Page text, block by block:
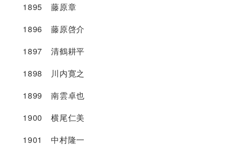
1895 藤原章
1896 藤原啓介
1897 清鶴耕平
1898 川内寛之
1899 南雲卓也
1900 横尾仁美
1901 中村隆一